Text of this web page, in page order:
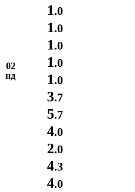
02
нд
1.0
1.0
1.0
1.0
1.0
3.7
5.7
4.0
2.0
4.3
4.0